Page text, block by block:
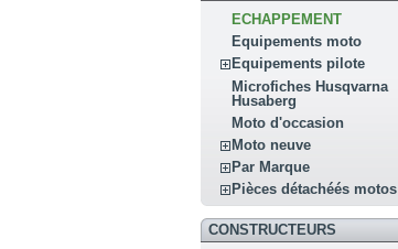
ECHAPPEMENT
Equipements moto
Equipements pilote
Microfiches Husqvarna
Husaberg
Moto d'occasion
Moto neuve
Par Marque
Pièces détachéés motos
CONSTRUCTEURS